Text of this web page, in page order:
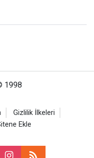
1998
Gizlilik İlkeleri
Ekle